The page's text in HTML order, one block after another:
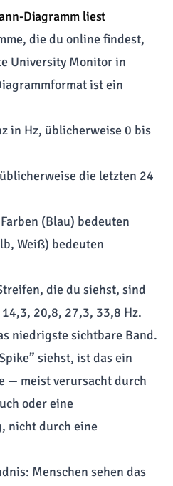
Diagramm liest
die du online findest,
University Monitorin
ist ein
in Hz, üblicherweise 0 bis
die letzten 24
(Blau) bedeuten
Weiß) bedeuten
die du siehst, sind
20,8, 27,3, 33,8 Hz.
niedrigste sichtbare Band.
siehst, ist das ein
— meist verursacht durch
oder eine
nicht durch eine
Menschen sehen das